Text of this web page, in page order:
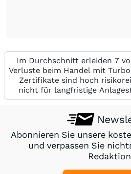
Im Durchschnitt erleiden 7
Verluste beim Handel mit
Zertifikate sind hoch
nicht für langfristige
Abonnieren Sie unsere
und verpassen Sie
Redaktion